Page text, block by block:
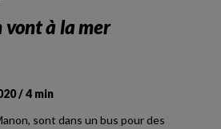
à la mer
/ 4 min
sont dans un bus pour des